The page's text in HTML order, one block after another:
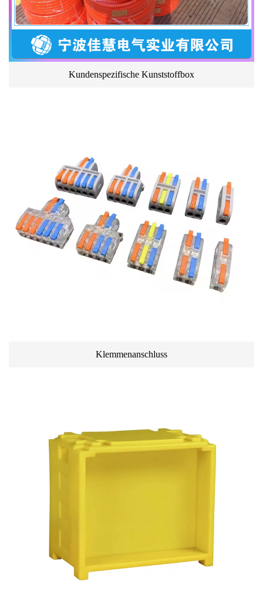
Kundenspezifische Kunststoffbox
Klemmenanschluss